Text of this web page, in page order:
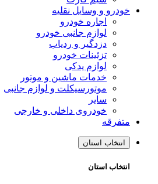
خودرو و وسایل نقلیه
اجاره خودرو
لوازم جانبی خودرو
دزدگیر و ردیاب
تزئینات خودرو
لوازم یدکی
خدمات ماشین و موتور
موتورسیکلت و لوازم جانبی
سایر
خودروی داخلی و خارجی
متفرقه
انتخاب استان
انتخاب استان